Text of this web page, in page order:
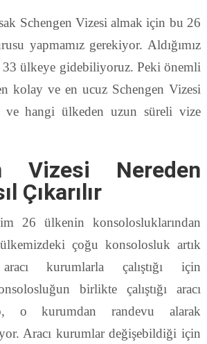
Schengen Vizesi almak için bu 26
yapmamız gerekiyor. Aldığımız
ülkeye gidebiliyoruz. Peki önemli
kolay ve en ucuz Schengen Vizesi
ve hangi ülkeden uzun süreli vize
Vizesi Nereden
Çıkarılır
26 ülkenin konsolosluklarından
çoğu konsolosluk artık
kurumlarla çalıştığı için
birlikte çalıştığı aracı
o kurumdan randevu alarak
Aracı kurumlar değişebildiği için